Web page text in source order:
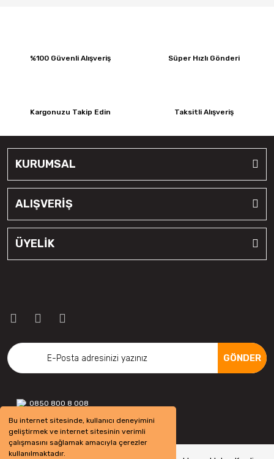
Bu internet sitesinde, kullanıcı deneyimini
geliştirmek ve internet sitesinin verimli
çalışmasını sağlamak amacıyla çerezler
kullanılmaktadır.
%100 Güvenli Alışveriş Süper Hızlı Gönderi
Kargonuzu Takip Edin Taksitli Alışveriş
KURUMSAL
ALIŞVERİŞ
ÜYELİK
GÖNDER
0850 800 8 008